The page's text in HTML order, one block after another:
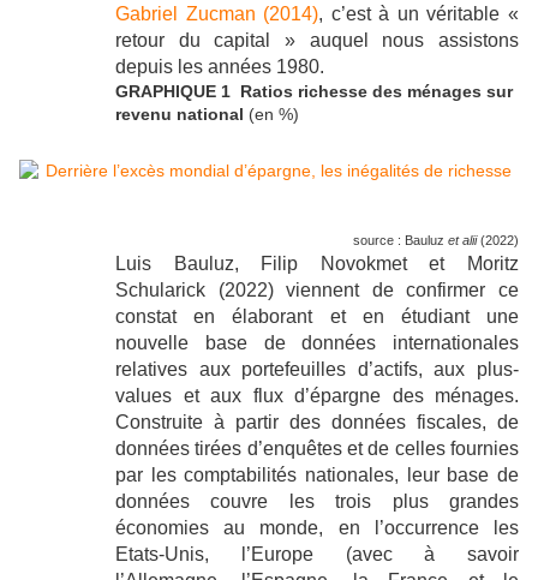
Gabriel Zucman (2014), c’est à un véritable «
retour du capital » auquel nous assistons
depuis les années 1980.
GRAPHIQUE 1 Ratios richesse des ménages sur
revenu national (en %)
source : Bauluz et alii(2022)
Luis Bauluz, Filip Novokmet et Moritz
Schularick (2022) viennent de confirmer ce
constat en élaborant et en étudiant une
nouvelle base de données internationales
relatives aux portefeuilles d’actifs, aux plus-
values et aux flux d’épargne des ménages.
Construite à partir des données fiscales, de
données tirées d’enquêtes et de celles fournies
par les comptabilités nationales, leur base de
données couvre les trois plus grandes
économies au monde, en l’occurrence les
Etats-Unis, l’Europe (avec à savoir